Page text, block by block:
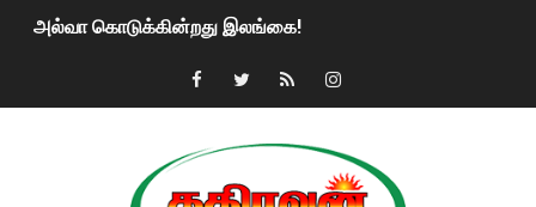
அல்வா கொடுக்கின்றது இலங்கை!
2ஆம் நாள் உக்ரைன் யுத்தம்!! எங்களைத் தனிமையில்
மகிந்த ராஜபக்சே பதவி விலக திட்டம்?